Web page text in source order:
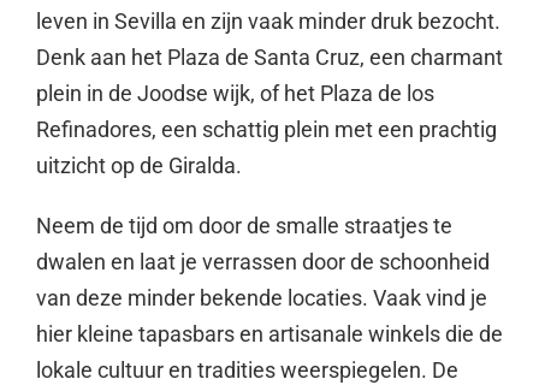
leven in Sevilla en zijn vaak minder druk bezocht.
Denk aan het Plaza de Santa Cruz, een charmant
plein in de Joodse wijk, of het Plaza de los
Refinadores, een schattig plein met een prachtig
uitzicht op de Giralda.
Neem de tijd om door de smalle straatjes te
dwalen en laat je verrassen door de schoonheid
van deze minder bekende locaties. Vaak vind je
hier kleine tapasbars en artisanale winkels die de
lokale cultuur en tradities weerspiegelen. De